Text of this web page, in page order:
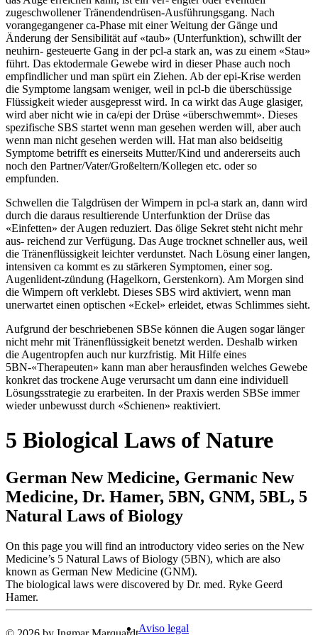
zugeschwollener Tränendendrüsen-Ausführungsgang. Nach
vorangegangener ca-Phase mit einer Weitung der Gänge und
Änderung der Sensibilität auf «taub» (Unterfunktion), schwillt der
neuhirn- gesteuerte Gang in der pcl-a stark an, was zu einem «Stau»
führt. Das ektodermale Gewebe wird in dieser Phase auch noch
empfindlicher und man spürt ein Ziehen. Ab der epi-Krise werden
die Symptome langsam weniger, weil in pcl-b die überschüssige
Flüssigkeit wieder ausgepresst wird. In ca wirkt das Auge glasiger,
wird aber nicht wie in ca/epi der Drüse «überschwemmt». Dieses
spezifische SBS startet wenn man gesehen werden will, aber auch
wenn man nicht gesehen werden will. Hat man also beidseitig
Symptome betrifft es einerseits Mutter/Kind und andererseits auch
noch den Partner/Vater/Großeltern/Kollegen etc. oder so
empfunden.
Schwellen die Talgdrüsen der Wimpern in pcl-a stark an, dann wird
durch die daraus resultierende Unterfunktion der Drüse das
«Einfetten» der Augen reduziert. Das ölige Sekret steht nicht mehr
aus- reichend zur Verfügung. Das Auge trocknet schneller aus, weil
die Tränenflüssigkeit leichter verdunstet. Nach Lösung einer langen,
intensiven ca kommt es zu stärkeren Symptomen, einer sog.
Augenlident-zündung (Hagelkorn, Gerstenkorn). Am Morgen sind
die Wimpern oft verklebt. Dieses SBS wird aktiviert, wenn man
unerwartet einen optischen «Eckel» erleidet, etwas Schlimmes sieht.
Aufgrund der beschriebenen SBSe können die Augen sogar länger
nicht mehr mit Tränenflüssigkeit benetzt werden. Deshalb wirken
die Augentropfen auch nur kurzfristig. Mit Hilfe eines
5BN-«Therapeuten» kann man aber herausfinden welches Gewebe
konkret das trockene Auge verursacht um dann eine individuell
Lösungsstrategie zu erarbeiten. In der Praxis werden SBSe immer
wieder unbewusst durch «Schienen» reaktiviert.
5 Biological Laws of Nature
German New Medicine, Germanic New
Medicine, Dr. Hamer, 5BN, GNM, 5BL, 5
Natural Laws of Biology
On this page you will find an introductory video series on the New
Medicine’s 5 Natural Laws of Biology (5BN), which are also
known as German New Medicine (GNM).
The biological laws were discovered by Dr. med. Ryke Geerd
Hamer.
Aviso legal